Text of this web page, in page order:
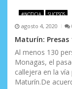
e
n
t
r
a
#NOTICIA SUCESOS
agosto 4, 2020
Maturín: Presas
Al menos 130
Monagas, el
callejera en la
Maturín.De